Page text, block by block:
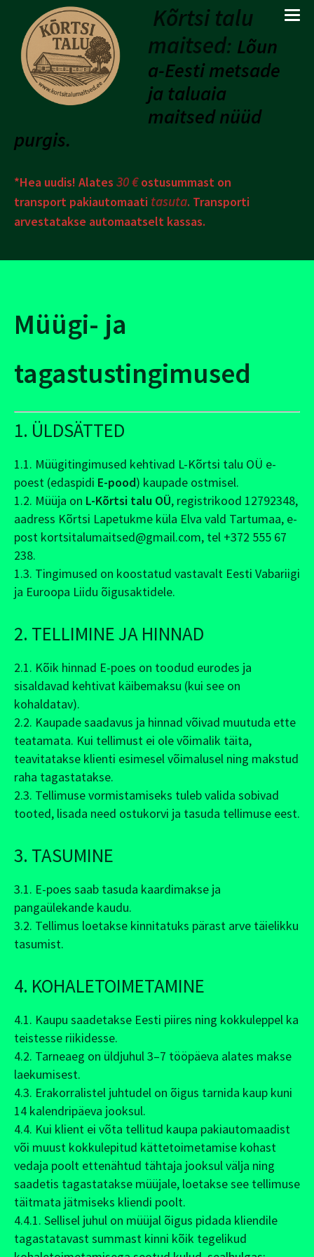
Kõrtsi talu
maitsed: Lõun
a-Eesti metsade
ja taluaia
maitsed nüüd
purgis.
*Hea uudis! Alates 30 €ostusummast on
transport pakiautomaati tasuta. Transporti
arvestatakse automaatselt kassas.
Müügi- ja
tagastustingimused
1. ÜLDSÄTTED
1.1. Müügitingimused kehtivad L-Kõrtsi talu OÜ e-
poest (edaspidi E-pood) kaupade ostmisel.
1.2. Müüja on L-Kõrtsi talu OÜ, registrikood 12792348,
aadress Kõrtsi Lapetukme küla Elva vald Tartumaa, e-
post kortsitalumaitsed@gmail.com, tel +372 555 67
238.
1.3. Tingimused on koostatud vastavalt Eesti Vabariigi
ja Euroopa Liidu õigusaktidele.
2. TELLIMINE JA HINNAD
2.1. Kõik hinnad E-poes on toodud eurodes ja
sisaldavad kehtivat käibemaksu (kui see on
kohaldatav).
2.2. Kaupade saadavus ja hinnad võivad muutuda ette
teatamata. Kui tellimust ei ole võimalik täita,
teavitatakse klienti esimesel võimalusel ning makstud
raha tagastatakse.
2.3. Tellimuse vormistamiseks tuleb valida sobivad
tooted, lisada need ostukorvi ja tasuda tellimuse eest.
3. TASUMINE
3.1. E-poes saab tasuda kaardimakse ja
pangaülekande kaudu.
3.2. Tellimus loetakse kinnitatuks pärast arve täielikku
tasumist.
4. KOHALETOIMETAMINE
4.1. Kaupu saadetakse Eesti piires ning kokkuleppel ka
teistesse riikidesse.
4.2. Tarneaeg on üldjuhul 3–7 tööpäeva alates makse
laekumisest.
4.3. Erakorralistel juhtudel on õigus tarnida kaup kuni
14 kalendripäeva jooksul.
4.4. Kui klient ei võta tellitud kaupa pakiautomaadist
või muust kokkulepitud kättetoimetamise kohast
vedaja poolt ettenähtud tähtaja jooksul välja ning
saadetis tagastatakse müüjale, loetakse see tellimuse
täitmata jätmiseks kliendi poolt.
4.4.1. Sellisel juhul on müüjal õigus pidada kliendile
tagastatavast summast kinni kõik tegelikud